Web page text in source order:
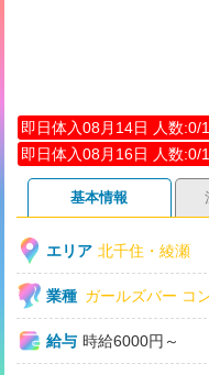
即日体入08月14日 人数:0/1
即日体入08月16日 人数:0/1
基本情報
エリア 北千住・綾瀬
業種 ガールズバー コ
給与 時給6000円～